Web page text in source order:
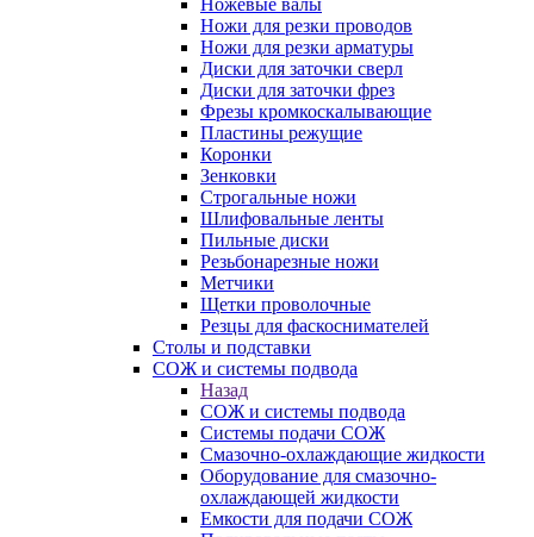
Ножевые валы
Ножи для резки проводов
Ножи для резки арматуры
Диски для заточки сверл
Диски для заточки фрез
Фрезы кромкоскалывающие
Пластины режущие
Коронки
Зенковки
Строгальные ножи
Шлифовальные ленты
Пильные диски
Резьбонарезные ножи
Метчики
Щетки проволочные
Резцы для фаскоснимателей
Столы и подставки
СОЖ и системы подвода
Назад
СОЖ и системы подвода
Системы подачи СОЖ
Смазочно-охлаждающие жидкости
Оборудование для смазочно-
охлаждающей жидкости
Емкости для подачи СОЖ